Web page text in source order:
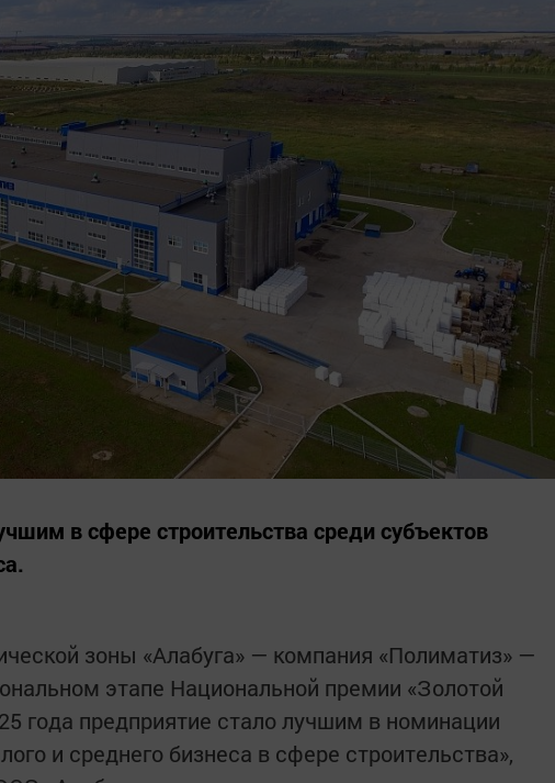
в сфере строительства среди субъектов
зоны «Алабуга» — компания «Полиматиз» —
этапе Национальной премии «Золотой
года предприятие стало лучшим в номинации
и среднего бизнеса в сфере строительства»,